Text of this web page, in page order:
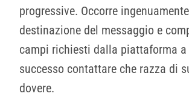
progressive. Occorre
destinazione del messaggio e
campi richiesti dalla piattaforma a
successo contattare che razza di
dovere.